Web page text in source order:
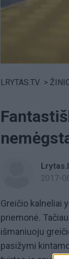
LRYTAS.TV >
2017-
Greičio kalneliai
priemonė.
išmaniuoju
pasižymi